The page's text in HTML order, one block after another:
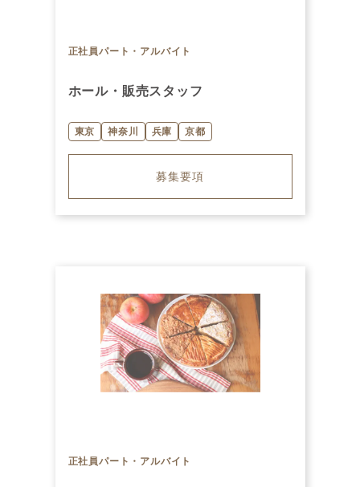
正社員パート・アルバイト
ホール・販売スタッフ
東京 神奈川 兵庫 京都
募集要項
正社員パート・アルバイト